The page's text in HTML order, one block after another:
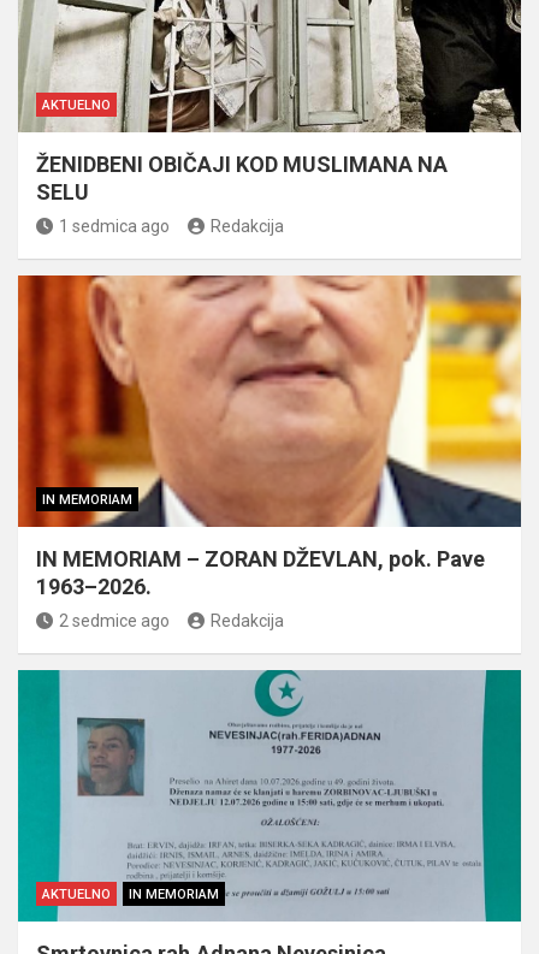
AKTUELNO
ŽENIDBENI OBIČAJI KOD MUSLIMANA NA
SELU
1 sedmica ago Redakcija
IN MEMORIAM
IN MEMORIAM – ZORAN DŽEVLAN, pok. Pave
1963–2026.
2 sedmice ago Redakcija
AKTUELNO IN MEMORIAM